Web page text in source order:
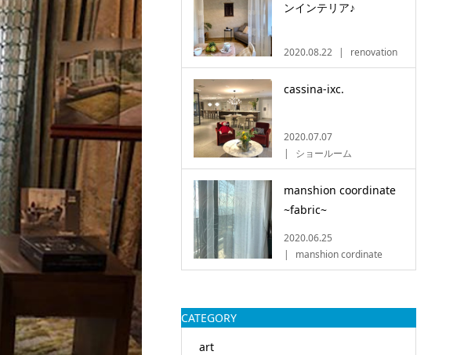
ンインテリア♪
2020.08.22 renovation
cassina-ixc.
2020.07.07
ショールーム
manshion coordinate
~fabric~
2020.06.25
manshion cordinate
CATEGORY
art